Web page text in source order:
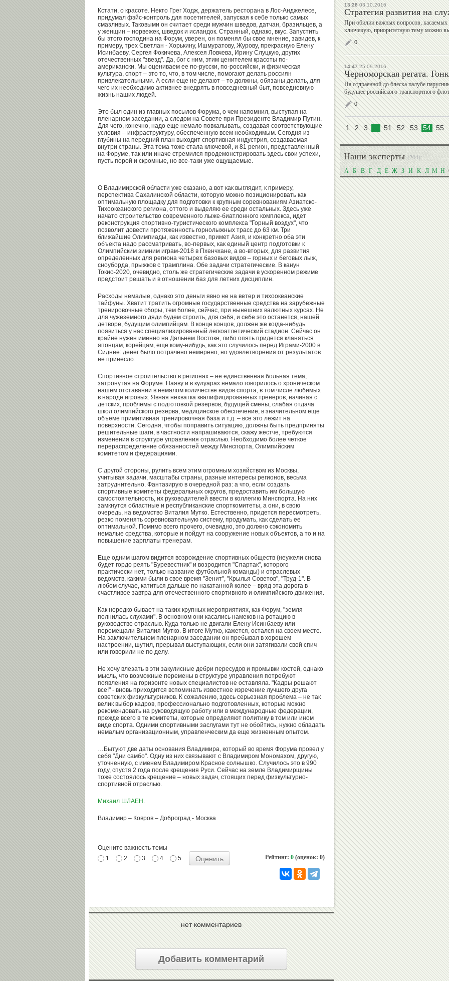
Кстати, о красоте. Некто Грег Ходж, держатель ресторана в Лос-Анджелесе,
придумал фэйс-контроль для посетителей, запуская к себе только самых
смазливых. Таковыми он считает среди мужчин шведов, датчан, бразильцев, а
у женщин – норвежек, шведок и исландок. Странный, однако, вкус. Запустить
бы этого господина на Форум, уверен, он поменял бы свое мнение, завидев, к
примеру, трех Светлан - Хорькину, Ишмуратову, Журову, прекрасную Елену
Исинбаеву, Сергея Фокичева, Алексея Ловчева, Ирину Слуцкую, других
отечественных "звезд". Да, бог с ним, этим ценителем красоты по-
американски. Мы оцениваем ее по-русски, по-российски, и физическая
культура, спорт – это то, что, в том числе, помогают делать россиян
привлекательными. А если еще не делают – то должны, обязаны делать, для
чего их необходимо активнее внедрять в повседневный быт, повседневную
жизнь наших людей.
Это был один из главных посылов Форума, о чем напомнил, выступая на
пленарном заседании, а следом на Совете при Президенте Владимир Путин.
Для чего, конечно, надо еще немало повкалывать, создавая соответствующие
условия – инфраструктуру, обеспеченную всем необходимым. Сегодня из
глубины на передний план выходит спортивная индустрия, создаваемая
внутри страны. Эта тема тоже стала ключевой, и 81 регион, представленный
на Форуме, так или иначе стремился продемонстрировать здесь свои успехи,
пусть порой и скромные, но все-таки уже ощущаемые.
О Владимирской области уже сказано, а вот как выглядит, к примеру,
перспектива Сахалинской области, которую можно позиционировать как
оптимальную площадку для подготовки к крупным соревнованиям Азиатско-
Тихоокеанского региона, оттого и выделяю ее среди остальных. Здесь уже
начато строительство современного лыже-биатлонного комплекса, идет
реконструкция спортивно-туристического комплекса "Горный воздух", что
позволит довести протяженность горнолыжных трасс до 63 км. Три
ближайшие Олимпиады, как известно, примет Азия, и конкретно оба эти
объекта надо рассматривать, во-первых, как единый центр подготовки к
Олимпийским зимним играм-2018 в Пхенчхане, а во-вторых, для развития
определенных для региона четырех базовых видов – горных и беговых лыж,
сноуборда, прыжков с трамплина. Обе задачи стратегические. В канун
Токио-2020, очевидно, столь же стратегические задачи в ускоренном режиме
предстоит решать и в отношении баз для летних дисциплин.
Расходы немалые, однако это деньги явно не на ветер и тихоокеанские
тайфуны. Хватит тратить огромные государственные средства на зарубежные
тренировочные сборы, тем более, сейчас, при нынешних валютных курсах. Не
для чужеземного дяди будем строить, для себя, и себе это останется, нашей
детворе, будущим олимпийцам. В конце концов, должен же когда-нибудь
появиться у нас специализированный легкоатлетический стадион. Сейчас он
крайне нужен именно на Дальнем Востоке, либо опять придется кланяться
японцам, корейцам, еще кому-нибудь, как это случилось перед Играми-2000 в
Сиднее: денег было потрачено немерено, но удовлетворения от результатов
не принесло.
Спортивное строительство в регионах – не единственная больная тема,
затронутая на Форуме. Наяву и в кулуарах немало говорилось о хроническом
нашем отставании в немалом количестве видов спорта, в том числе любимых
в народе игровых. Явная нехватка квалифицированных тренеров, начиная с
детских, проблемы с подготовкой резервов, будущей смены, слабая отдача
школ олимпийского резерва, медицинское обеспечение, в значительном еще
объеме примитивная тренировочная база и т.д. – все это лежит на
поверхности. Сегодня, чтобы поправить ситуацию, должны быть предприняты
решительные шаги, в частности напрашиваются, скажу жестче, требуются
изменения в структуре управления отраслью. Необходимо более четкое
перераспределение обязанностей между Минспорта, Олимпийским
комитетом и федерациями.
С другой стороны, рулить всем этим огромным хозяйством из Москвы,
учитывая задачи, масштабы страны, разные интересы регионов, весьма
затруднительно. Фантазирую в очередной раз: а что, если создать
спортивные комитеты федеральных округов, предоставить им большую
самостоятельность, их руководителей ввести в коллегию Минспорта. На них
замкнутся областные и республиканские спорткомитеты, а они, в свою
очередь, на ведомство Виталия Мутко. Естественно, придется пересмотреть,
резко поменять соревновательную систему, продумать, как сделать ее
оптимальной. Помимо всего прочего, очевидно, это должно сэкономить
немалые средства, которые и пойдут на сооружение новых объектов, а то и на
повышение зарплаты тренерам.
Еще одним шагом видится возрождение спортивных обществ (неужели снова
будет гордо реять "Буревестник" и возродится "Спартак", которого
практически нет, только название футбольной команды) и отраслевых
ведомств, какими были в свое время "Зенит", "Крылья Советов", "Труд-1". В
любом случае, катиться дальше по накатанной колее – вряд эта дорога в
счастливое завтра для отечественного спортивного и олимпийского движения.
Как нередко бывает на таких крупных мероприятиях, как Форум, "земля
полнилась слухами". В основном они касались намеков на ротацию в
руководстве отраслью. Куда только не двигали Елену Исинбаеву или
перемещали Виталия Мутко. В итоге Мутко, кажется, остался на своем месте.
На заключительном пленарном заседании он пребывал в хорошем
настроении, шутил, прерывал выступающих, если они затягивали свой спич
или говорили не по делу.
Не хочу влезать в эти закулисные дебри пересудов и промывки костей, однако
мысль, что возможные перемены в структуре управления потребуют
появления на горизонте новых специалистов не оставляла. "Кадры решают
все!" - вновь приходится вспоминать известное изречение лучшего друга
советских физкультурников. К сожалению, здесь серьезная проблема – не так
велик выбор кадров, профессионально подготовленных, которые можно
рекомендовать на руководящую работу или в международные федерации,
прежде всего в те комитеты, которые определяют политику в том или ином
виде спорта. Одними спортивными заслугами тут не обойтись, нужно обладать
немалым организационным, управленческим да еще жизненным опытом.
…Бытуют две даты основания Владимира, который во время Форума провел у
себя "Дни самбо". Одну из них связывают с Владимиром Мономахом, другую,
уточненную, с именем Владимиром Красное солнышко. Случилось это в 990
году, спустя 2 года после крещения Руси. Сейчас на земле Владимирщины
тоже состоялось крещение – новых задач, стоящих перед физкультурно-
спортивной отраслью.
Михаил ШЛАЕН .
Владимир – Ковров – Доброград - Москва
Оцените важность темы
Рейтинг: 0 (оценок: 0)
1 2 3 4 5
нет комментариев
Добавить комментарий
Дмитрий
Дубровский
Екатерина
Киселева
Георгий
Брюсов
Владимир
Гескин
Сергей
Алексеев
Игорь
Горин
Анатолий
Царик
Александр
Душанин
Николай
Спинев
Хасанби
Таов
Вадим
Иванов
Бувайсар
Сайтиев
Александр
Карелин
Николай
Попов
Денис
Аблязин
Валентина
Родионенко
Вячеслав
Фетисов
Ксения
Семенова
Александр
Москаленко
Валентин
Писеев
Олег
Емельянов
Валерий
Муратов
Иван
Утробин
Александр
Коган
Александр
Горшков
Никита
Нагорный
Виталий
Давыдов
Анатолий
Ионов
Омар
Муртузалиев
Наталья
Ярыгина
Валерий
Резанцев
Эльмира
Мирзоева
Дмитрий
Билозерчев
Эцио
Гамба
13:2803.10.2016
Стратегия развития на
При обилии важных вопросов, касаемых
ключевую, приоритетную тему можно
0
14:4725.09.2016
Черноморская регата.
На отдраенной до блеска палубе
будущее российского транспортного
0
1 2 3 51 52 53 54 55
Наши эксперты(204):
А Б В Г Д Е Ж З И К Л М Н